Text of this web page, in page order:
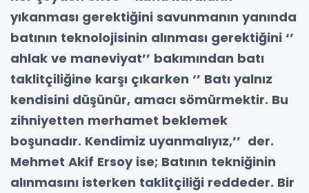
yıkanması gerektiğini savunmanın yanında
batının teknolojisinin alınması gerektiğini ‘’
ahlak ve maneviyat’’ bakımından batı
taklitçiliğine karşı çıkarken ‘’ Batı yalnız
kendisini düşünür, amacı sömürmektir. Bu
zihniyetten merhamet beklemek
boşunadır. Kendimiz uyanmalıyız,’’ der.
Mehmet Akif Ersoy ise; Batının tekniğinin
alınmasını isterken taklitçiliği reddeder. Bir